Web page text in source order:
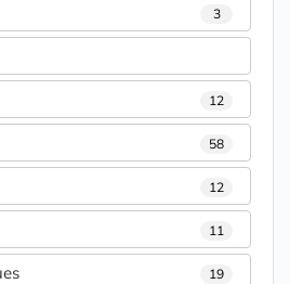
3
12
58
12
11
19